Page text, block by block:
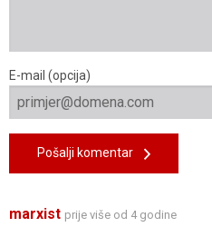
E-mail (opcija)
Pošalji komentar
marxist prije više od 4 godine